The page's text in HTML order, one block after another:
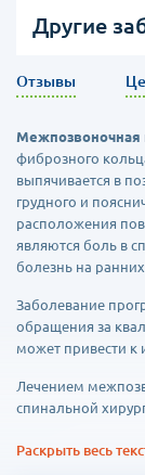
Другие
Отзывы
Межпозвоночная
фиброзного
выпячивается в
грудного и
расположения
являются боль в
болезнь на
Заболевание
обращения за
может привести к
Лечением
спинальной
На первом этапе
Раскрыть весь